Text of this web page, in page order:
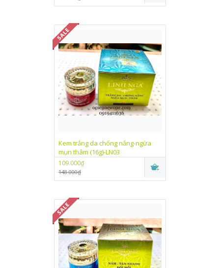
Kem trắng da chống nắng-ngừa
mụn thâm (16g)-LN03
109.000₫
148.000₫